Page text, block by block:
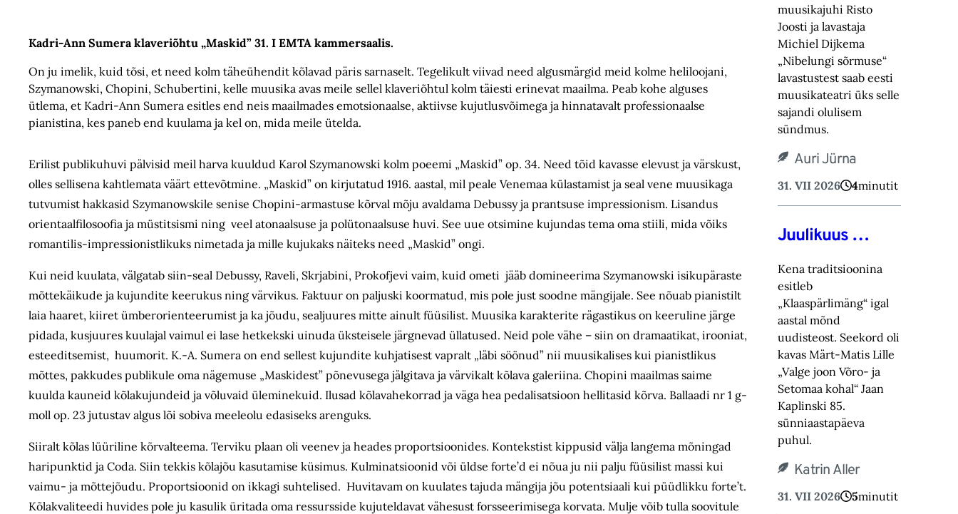
Kadri-Ann Sumera klaveriõhtu „Maskid” 31. I EMTA kammersaalis.
On ju imelik, kuid tõsi, et need kolm täheühendit kõlavad päris sarnaselt. Tegelikult viivad need algusmärgid meid kolme heliloojani,
Szymanowski, Chopini, Schubertini, kelle muusika avas meile sellel klaveriõhtul kolm täiesti erinevat maailma. Peab kohe alguses
ütlema, et Kadri-Ann Sumera esitles end neis maailmades emotsionaalse, aktiivse kujutlusvõimega ja hinnatavalt professionaalse
pianistina, kes paneb end kuulama ja kel on, mida meile ütelda.
Erilist publikuhuvi pälvisid meil harva kuuldud Karol Szymanowski kolm poeemi „Maskid” op. 34. Need tõid kavasse elevust ja värskust,
olles sellisena kahtlemata väärt ettevõtmine. „Maskid” on kirjutatud 1916. aastal, mil peale Venemaa külastamist ja seal vene muusikaga
tutvumist hakkasid Szymanowskile senise Chopini-armastuse kõrval mõju avaldama Debussy ja prantsuse impressionism. Lisandus
orientaalfilosoofia ja müstitsismi ning veel atonaalsuse ja polütonaalsuse huvi. See uue otsimine kujundas tema oma stiili, mida võiks
romantilis-impressionistlikuks nimetada ja mille kujukaks näiteks need „Maskid” ongi.
Kui neid kuulata, välgatab siin-seal Debussy, Raveli, Skrjabini, Prokofjevi vaim, kuid ometi jääb domineerima Szymanowski isikupäraste
mõttekäikude ja kujundite keerukus ning värvikus. Faktuur on paljuski koormatud, mis pole just soodne mängijale. See nõuab pianistilt
laia haaret, kiiret ümberorienteerumist ja ka jõudu, sealjuures mitte ainult füüsilist. Muusika karakterite rägastikus on keeruline järge
pidada, kusjuures kuulajal vaimul ei lase hetkekski uinuda üksteisele järgnevad üllatused. Neid pole vähe – siin on dramaatikat, irooniat,
esteeditsemist, huumorit. K.-A. Sumera on end sellest kujundite kuhjatisest vapralt „läbi söönud” nii muusikalises kui pianistlikus
mõttes, pakkudes publikule oma nägemuse „Maskidest” põnevusega jälgitava ja värvikalt kõlava galeriina. Chopini maailmas saime
kuulda kauneid kõlakujundeid ja võluvaid üleminekuid. Ilusad kõlavahekorrad ja väga hea pedalisatsioon hellitasid kõrva. Ballaadi nr 1 g-
moll op. 23 jutustav algus lõi sobiva meeleolu edasiseks arenguks.
Siiralt kõlas lüüriline kõrvalteema. Terviku plaan oli veenev ja heades proportsioonides. Kontekstist kippusid välja langema mõningad
haripunktid ja Coda. Siin tekkis kõlajõu kasutamise küsimus. Kulminatsioonid või üldse forte’d ei nõua ju nii palju füüsilist massi kui
vaimu- ja mõttejõudu. Proportsioonid on ikkagi suhtelised. Huvitavam on kuulates tajuda mängija jõu potentsiaali kui püüdlikku forte’t.
Kõlakvaliteedi huvides pole ju kasulik üritada oma ressursside kujuteldavat vähesust forsseerimisega korvata. Mulje võib tulla soovitule
muusikajuhi Risto
Joosti ja lavastaja
Michiel Dijkema
„Nibelungi sõrmuse“
lavastustest saab eesti
muusikateatri üks selle
sajandi olulisem
sündmus.
Auri Jürna
31. VII 2026 4minutit
Juulikuus …
Kena traditsioonina
esitleb
„Klaaspärlimäng“ igal
aastal mõnd
uudisteost. Seekord oli
kavas Märt-Matis Lille
„Valge joon Võro- ja
Setomaa kohal“ Jaan
Kaplinski 85.
sünniaastapäeva
puhul.
Katrin Aller
31. VII 2026 5minutit